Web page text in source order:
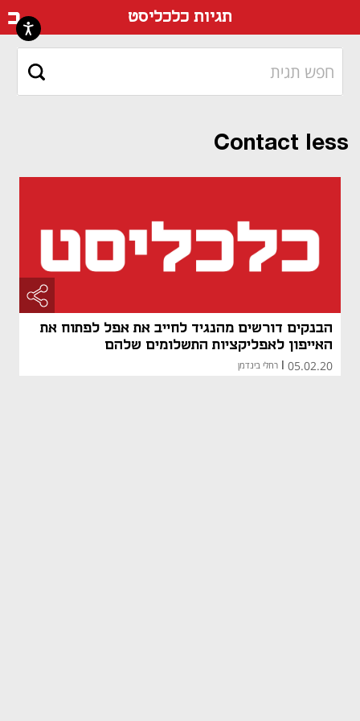
תגיות כלכליסט
Contact less
הבנקים דורשים מהנגיד לחייב את אפל לפתוח את
האייפון לאפליקציות התשלומים שלהם
05.02.20 רחלי בינדמן